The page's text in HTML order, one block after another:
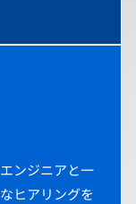
ンジニアと一
ヒアリングを